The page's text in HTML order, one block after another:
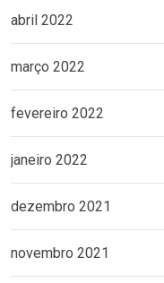
abril 2022
março 2022
fevereiro 2022
janeiro 2022
dezembro 2021
novembro 2021